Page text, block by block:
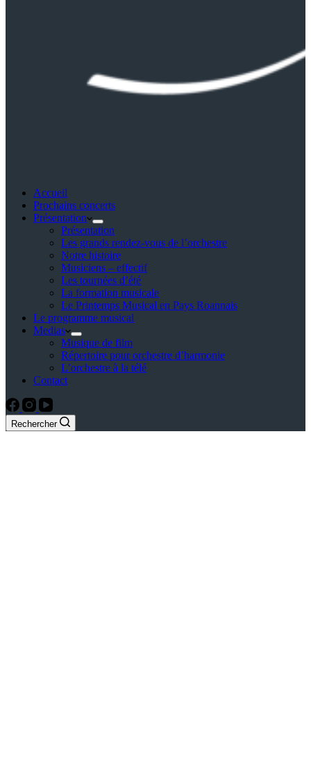
Accueil
Prochains concerts
Présentation
Présentation
Les grands rendez-vous de l’orchestre
Notre histoire
Musiciens – effectif
Les tournées d’été
La formation musicale
Le Printemps Musical en Pays Roannais
Le programme musical
Medias
Musique de film
Répertoire pour orchestre d’harmonie
L’orchestre à la télé
Contact
Rechercher